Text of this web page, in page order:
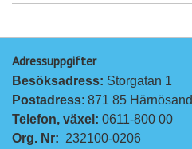
Adressuppgifter
Besöksadress: Storgatan 1
Postadress: 871 85 Härnösand
Telefon, växel: 0611-800 00
Org. Nr: 232100-0206